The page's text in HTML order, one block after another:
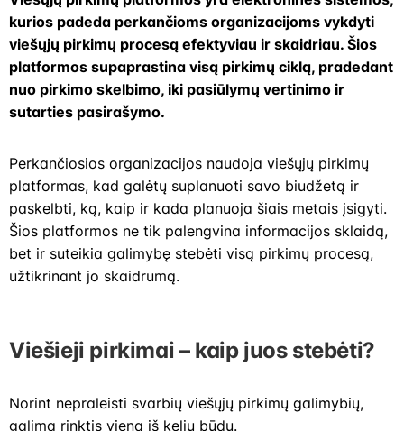
kurios padeda perkančioms organizacijoms vykdyti
viešųjų pirkimų procesą efektyviau ir skaidriau. Šios
platformos supaprastina visą pirkimų ciklą, pradedant
nuo pirkimo skelbimo, iki pasiūlymų vertinimo ir
sutarties pasirašymo.
Perkančiosios organizacijos naudoja viešųjų pirkimų
platformas, kad galėtų suplanuoti savo biudžetą ir
paskelbti, ką, kaip ir kada planuoja šiais metais įsigyti.
Šios platformos ne tik palengvina informacijos sklaidą,
bet ir suteikia galimybę stebėti visą pirkimų procesą,
užtikrinant jo skaidrumą.
Viešieji pirkimai –kaip juos stebėti?
Norint nepraleisti svarbių viešųjų pirkimų galimybių,
galima rinktis vieną iš kelių būdų.